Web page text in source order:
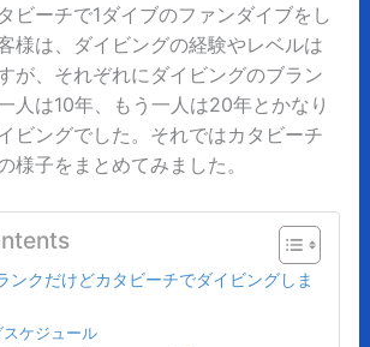
ビーチで1ダイブのファンダイブをし
様は、ダイビングの経験やレベルは
が、それぞれにダイビングのブラン
人は10年、もう一人は20年とかなり
ビングでした。それではカタビーチ
様子をまとめてみました。
ンクだけどカタビーチでダイビングしま
ケジュール